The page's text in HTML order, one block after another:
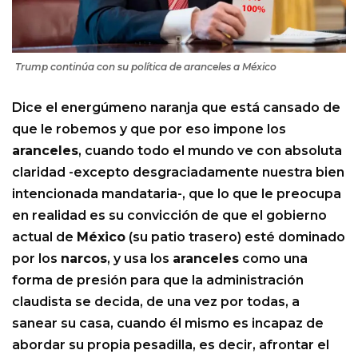
Trump continúa con su política de aranceles a México
Dice el energúmeno naranja que está cansado de
que le robemos y que por eso impone los
aranceles, cuando todo el mundo ve con absoluta
claridad -excepto desgraciadamente nuestra bien
intencionada mandataria-, que lo que le preocupa
en realidad es su convicción de que el gobierno
actual de México (su patio trasero) esté dominado
por los narcos, y usa los aranceles como una
forma de presión para que la administración
claudista se decida, de una vez por todas, a
sanear su casa, cuando él mismo es incapaz de
abordar su propia pesadilla, es decir, afrontar el